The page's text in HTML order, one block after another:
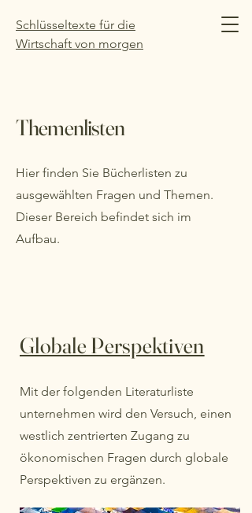
Schlüsseltexte für die
Wirtschaft von morgen
Themenlisten
Hier finden Sie Bücherlisten zu
ausgewählten Fragen und Themen.
Dieser Bereich befindet sich im
Aufbau.
Globale Perspektiven
Mit der folgenden Literaturliste
unternehmen wird den Versuch, einen
westlich zentrierten Zugang zu
ökonomischen Fragen durch globale
Perspektiven zu ergänzen.